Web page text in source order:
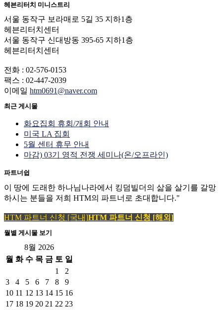
헤븐리터치 미니스트리
서울 동작구 보라매로 5길 35 지하1층
헤븐리터치센터
서울 동작구 신대방동 395-65 지하1층
헤븐리터치센터
전화 : 02-576-0153
팩스 : 02-447-2039
이메일 htm0691@naver.com
최근 게시물
화요집회 휴회/개회 안내
미국 LA 집회
5월 센터 휴무 안내
마감) 03기 영적 전쟁 세미나(온/오프라인)
파트너쉽
이 땅에 도래한 하나님나라에서 킹덤빌더의 삶을 살기를 갈망
하시는 분들을 저희 HTM의 파트너로 초대합니다."
HTM 파트너 신청 [국내]HTM 파트너 신청 [해외]
월별 게시물 보기
8월 2026
월 화 수 목 금 토 일
1
2
3
4 5 6 7 8
9
10 11 12 13 14 15 16
17 18 19 20 21 22 23